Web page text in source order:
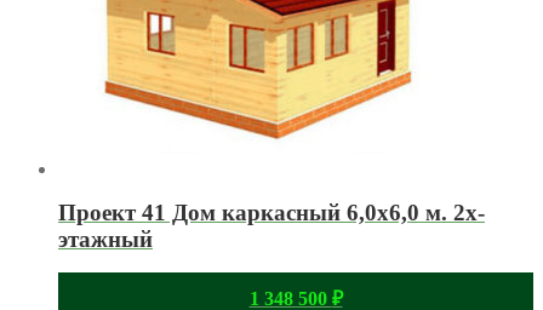
Проект 41 Дом каркасный 6,0х6,0 м. 2х-
этажный
1 348 500 ₽